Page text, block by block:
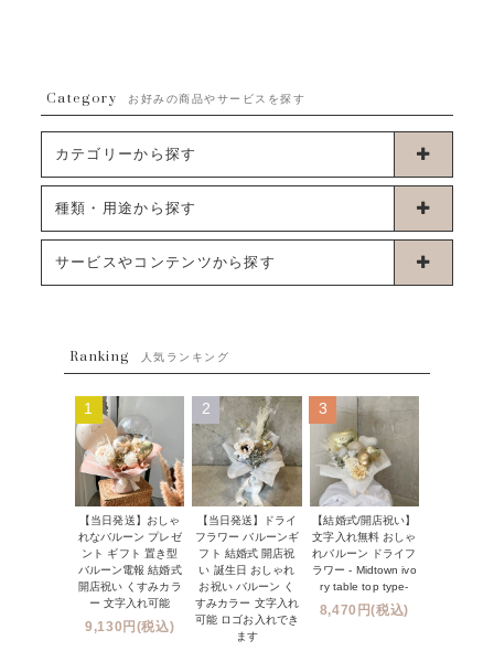
Category お好みの商品やサービスを探す
カテゴリーから探す
卓上タイプバルーン
ブーケタイプバルーン
ムーンリットバルーン
コンフェッティバルーン
フリンジバルーン
デコレーションセット
プロップスバルーン
オプション
成人式・卒業式・入学式バルーンブーケ
種類・用途から探す
お誕生日
開店・周年祝い
発表会・劇場
その他お祝い
クリスマス
新商品
サービスやコンテンツから探す
発送について
Q&A
メッセージカード・電報について
オーダーメイドについて
セミオーダーについて
フリンジバルーンについて
コンフェッティバルーンについて
Ranking 人気ランキング
1
【当日発送】おしゃ
れなバルーン プレゼ
ント ギフト 置き型
バルーン電報 結婚式
開店祝い くすみカラ
ー 文字入れ可能
9,130円(税込)
2
【当日発送】ドライ
フラワー バルーンギ
フト 結婚式 開店祝
い 誕生日 おしゃれ
お祝い バルーン く
すみカラー 文字入れ
可能 ロゴお入れでき
ます
3
【結婚式/開店祝い】
文字入れ無料 おしゃ
れバルーン ドライフ
ラワー - Midtown ivo
ry table top type-
8,470円(税込)